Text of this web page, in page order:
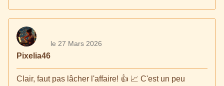
Pixelia46
le 27 Mars 2026
Clair, faut pas lâcher l'affaire! 👍 📈 C'est un peu